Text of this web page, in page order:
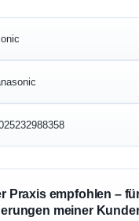
Praxis empfohlen –
meiner